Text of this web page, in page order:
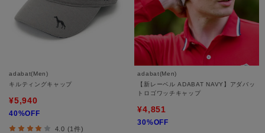
adabat(Men)
キルティングキャップ
¥5,940
40%OFF
4.0 (1件)
adabat(Men)
【新レーベル ADABAT NAVY】アダバッ
トロゴワッチキャップ
¥4,851
30%OFF